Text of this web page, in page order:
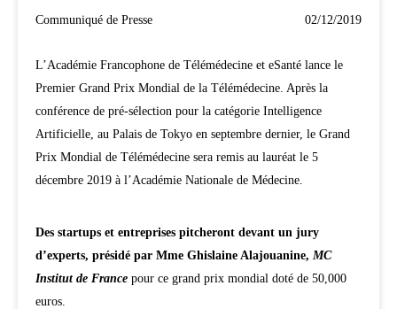
Communiqué de Presse 02/12/2019
L’Académie Francophone de Télémédecine et eSanté lance le
Premier Grand Prix Mondial de la Télémédecine. Après la
conférence de pré-sélection pour la catégorie Intelligence
Artificielle, au Palais de Tokyo en septembre dernier, le Grand
Prix Mondial de Télémédecine sera remis au lauréat le 5
décembre 2019 à l’Académie Nationale de Médecine.
Des startups et entreprises pitcheront devant un jury
d’experts, présidé par Mme Ghislaine Alajouanine, MC
Institut de France pour ce grand prix mondial doté de 50,000
euros.